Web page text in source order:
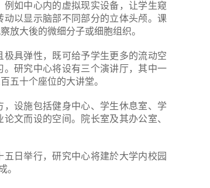
如中心内的虚拟现实设备，让学生窥
以显示脑部不同部分的立体头颅。课
放大後的微细分子或细胞组织。
具弹性，既可给予学生更多的流动空
研究中心将设有三个演讲厅，其中一
五十个座位的大讲堂。
设施包括健身中心、学生休息室、学
文而设的空间。院长室及其办公室、
五日举行，研究中心将建於大学内校园
。